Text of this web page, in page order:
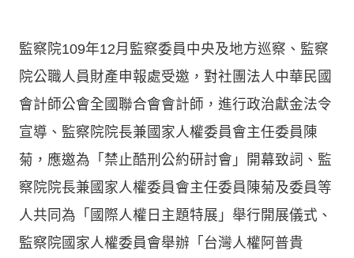
監察院109年12月監察委員中央及地方巡察、監察
院公職人員財產申報處受邀，對社團法人中華民國
會計師公會全國聯合會會計師，進行政治獻金法令
宣導、監察院院長兼國家人權委員會主任委員陳
菊，應邀為「禁止酷刑公約研討會」開幕致詞、監
察院院長兼國家人權委員會主任委員陳菊及委員等
人共同為「國際人權日主題特展」舉行開展儀式、
監察院國家人權委員會舉辦「台灣人權阿普貴